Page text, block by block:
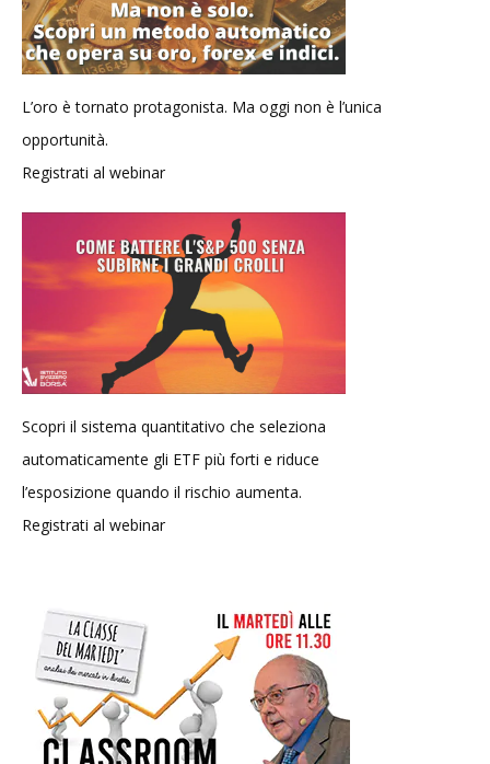
L’oro è tornato protagonista. Ma oggi non è l’unica
opportunità.
Registrati al webinar
Scopri il sistema quantitativo che seleziona
automaticamente gli ETF più forti e riduce
l’esposizione quando il rischio aumenta.
Registrati al webinar